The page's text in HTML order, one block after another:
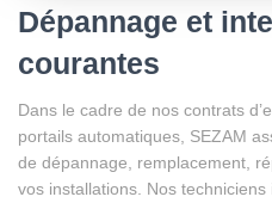
Dépannage et
courantes
Dans le cadre de nos contrats
portails automatiques, SEZAM
de dépannage, remplacement,
vos installations. Nos